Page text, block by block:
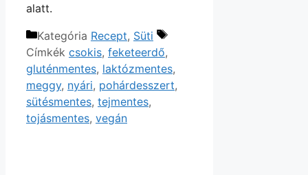
alatt.
Kategória Recept, Süti
Címkék csokis, feketeerdő,
gluténmentes, laktózmentes,
meggy, nyári, pohárdesszert,
sütésmentes, tejmentes,
tojásmentes, vegán